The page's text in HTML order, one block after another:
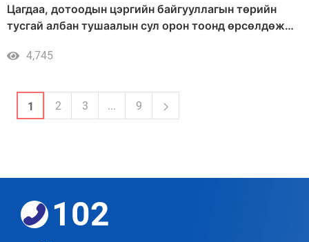
Цагдаа, дотоодын цэргийн байгууллагын төрийн
тусгай албан тушаалын сул орон тоонд өрсөлдөж
4,745
1 2 3 ... 9
102